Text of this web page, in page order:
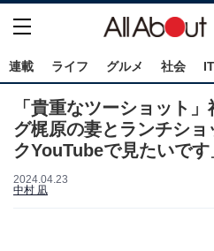
連載 ライフ グルメ 社会
「貴重なツーショット
グ梶原の妻とランチシ
クYouTubeで見たいです
2024.04.23
中村 凪